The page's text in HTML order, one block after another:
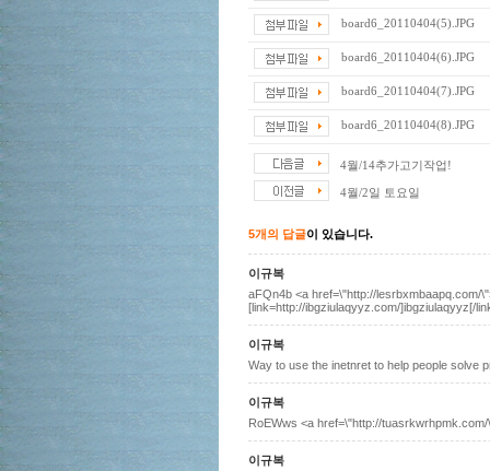
board6_20110404(5).JPG
board6_20110404(6).JPG
board6_20110404(7).JPG
board6_20110404(8).JPG
4월/14추가고기작업!
4월/2일 토요일
5개의 답글이 있습니다.
이규복
aFQn4b <a href=\"http://lesrbxmbaapq.com/
[link=http://ibgziulaqyyz.com/]ibgziulaqyyz[/
이규복
Way to use the inetnret to help people solve
이규복
RoEWws <a href=\"http://
이규복